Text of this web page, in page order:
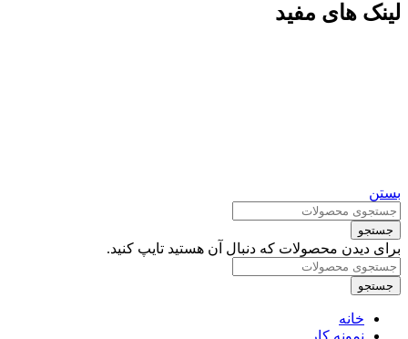
لینک های مفید
بستن
جستجو
برای دیدن محصولات که دنبال آن هستید تایپ کنید.
جستجو
خانه